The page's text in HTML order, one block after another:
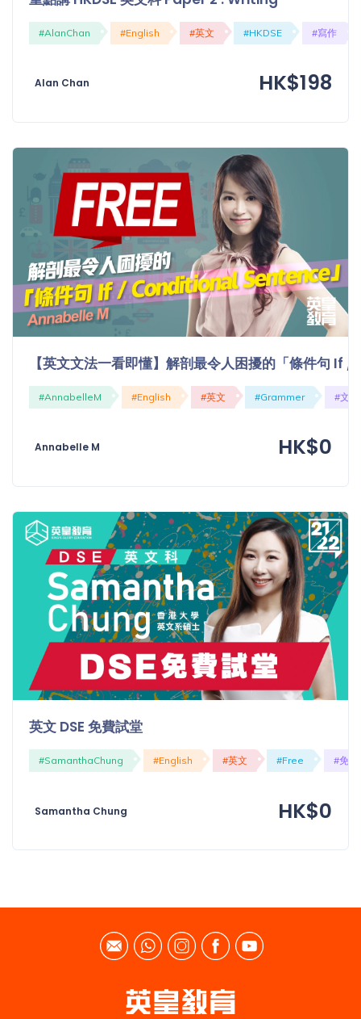
#AlanChan #English #英文 #HKDSE #寫作
Alan Chan HK$198
【英文文法一看即懂】解剖最令人困擾的「條件句
#AnnabelleM #English #英文 #Grammer #文法
Annabelle M HK$0
英文 DSE 免費試堂
#SamanthaChung #English #英文 #Free #免費
Samantha Chung HK$0